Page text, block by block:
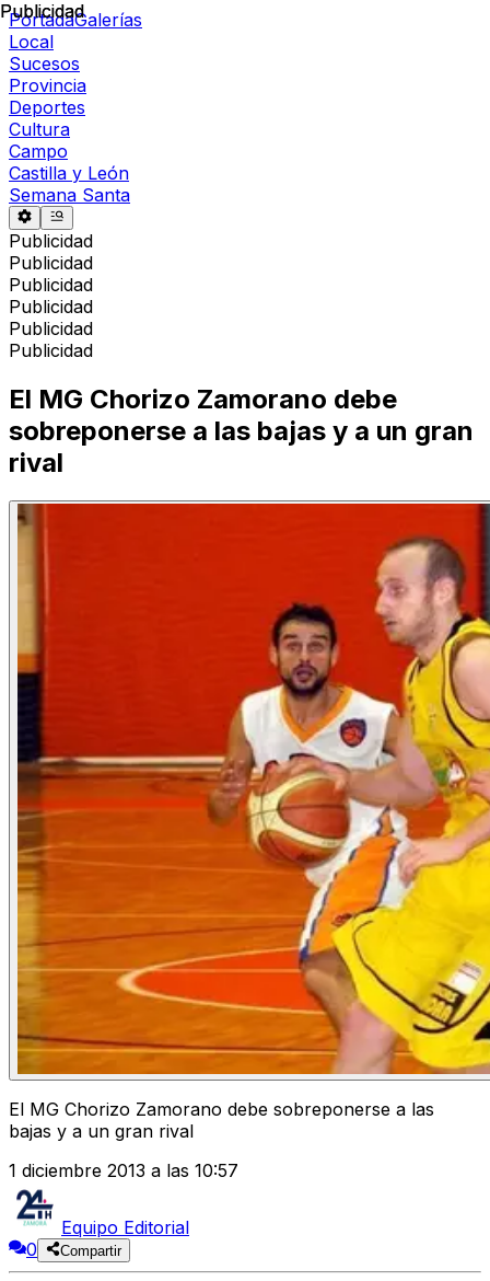
PortadaGalerías
Local
Sucesos
Provincia
Deportes
Cultura
Campo
Castilla y León
Semana Santa
Publicidad
Publicidad
Publicidad
Publicidad
Publicidad
Publicidad
Publicidad
El MG Chorizo Zamorano debe
sobreponerse a las bajas y a un gran
rival
El MG Chorizo Zamorano debe sobreponerse a las
bajas y a un gran rival
1 diciembre 2013 a las 10:57
Equipo Editorial
0
Compartir
Publicidad